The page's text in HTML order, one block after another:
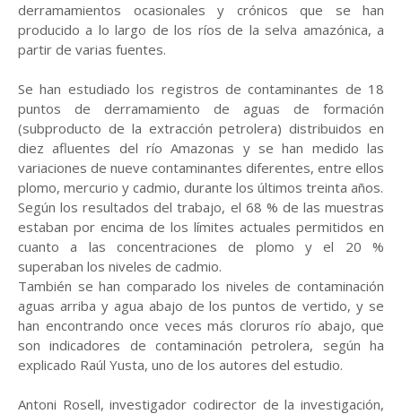
derramamientos ocasionales y crónicos que se han
producido a lo largo de los ríos de la selva amazónica, a
partir de varias fuentes.
Se han estudiado los registros de contaminantes de 18
puntos de derramamiento de aguas de formación
(subproducto de la extracción petrolera) distribuidos en
diez afluentes del río Amazonas y se han medido las
variaciones de nueve contaminantes diferentes, entre ellos
plomo, mercurio y cadmio, durante los últimos treinta años.
Según los resultados del trabajo, el 68 % de las muestras
estaban por encima de los límites actuales permitidos en
cuanto a las concentraciones de plomo y el 20 %
superaban los niveles de cadmio.
También se han comparado los niveles de contaminación
aguas arriba y agua abajo de los puntos de vertido, y se
han encontrando once veces más cloruros río abajo, que
son indicadores de contaminación petrolera, según ha
explicado Raúl Yusta, uno de los autores del estudio.
Antoni Rosell, investigador codirector de la investigación,